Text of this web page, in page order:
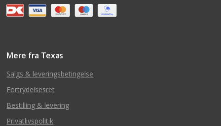
Mere fra Texas
Salgs & leveringsbetingelse
Fortrydelsesret
Bestilling & levering
Privatlivspolitik